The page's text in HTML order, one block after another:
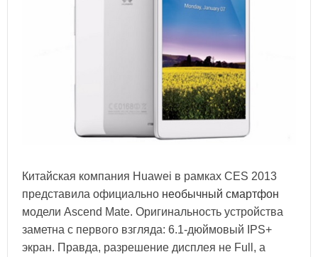
Китайская компания Huawei в рамках CES 2013
представила официально необычный смартфон
модели Ascend Mate. Оригинальность устройства
заметна с первого взгляда: 6.1-дюймовый IPS+
экран. Правда, разрешение дисплея не Full, а